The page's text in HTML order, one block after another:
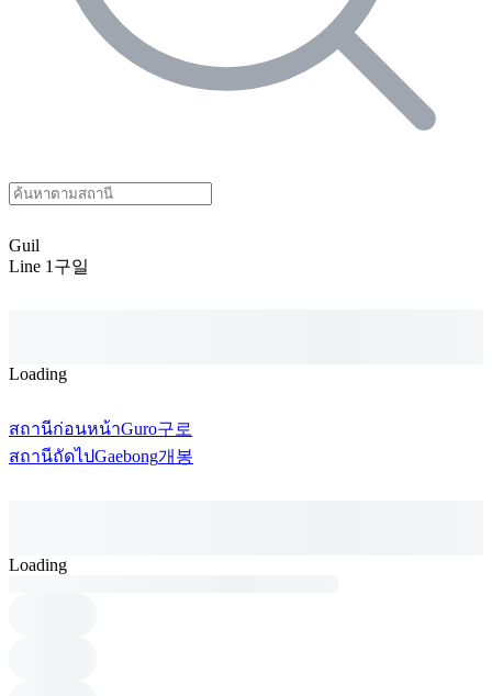
Guil
Line 1 구일
Loading
สถานีก่อนหน้าGuro구로
สถานีถัดไปGaebong개봉
Loading